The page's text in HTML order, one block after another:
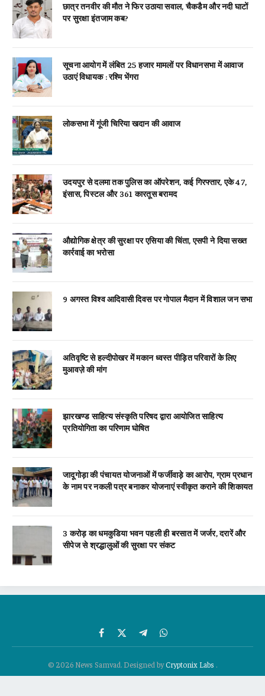
छात्र तनवीर की मौत ने फिर उठाया सवाल, चैकडैम और नदी घाटों
पर सुरक्षा इंतजाम कब?
सूचना आयोग में लंबित 25 हजार मामलों पर विधानसभा में आवाज
उठाएं विधायक : रश्मि भेंगरा
लोकसभा में गूंजी चिरिया खदान की आवाज
उदयपुर से दलमा तक पुलिस का ऑपरेशन, कई गिरफ्तार, एके 47,
इंसास, पिस्टल और 361 कारतूस बरामद
औद्योगिक क्षेत्र की सुरक्षा पर एसिया की चिंता, एसपी ने दिया सख्त
कार्रवाई का भरोसा
9 अगस्त विश्व आदिवासी दिवस पर गोपाल मैदान में विशाल जन सभा
अतिवृष्टि से हल्दीपोखर में मकान ध्वस्त पीड़ित परिवारों के लिए
मुआवज़े की मांग
झारखण्ड साहित्य संस्कृति परिषद द्वारा आयोजित साहित्य
प्रतियोगिता का परिणाम घोषित
जादूगोड़ा की पंचायत योजनाओं में फर्जीवाड़े का आरोप, ग्राम प्रधान
के नाम पर नकली पत्र बनाकर योजनाएं स्वीकृत कराने की शिकायत
3 करोड़ का धमकुडिया भवन पहली ही बरसात में जर्जर, दरारें और
सीपेज से श्रद्धालुओं की सुरक्षा पर संकट
Facebook
X
(Twitter)
TelegramWhatsApp
© 2026 News Samvad. Designed byCryptonix Labs .